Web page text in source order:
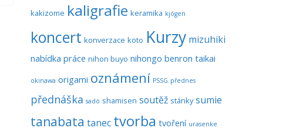
kakizome kaligrafie keramika kjógen
koncert konverzace koto Kurzy mizuhiki
nabídka práce nihon buyo nihongo benron taikai
okinawa origami oznámení PSSG přednes
přednáška sadó shamisen soutěž stánky sumie
tanabata tanec tvorba tvoření urasenke